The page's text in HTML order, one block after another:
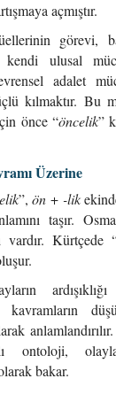
açmıştır.
görevi,
ulusal
adalet
kılmaktır. Bu
önce “öncelik”
Üzerine
”,ön + -lik
taşır.
vardır.
ontoloji,
bakar.